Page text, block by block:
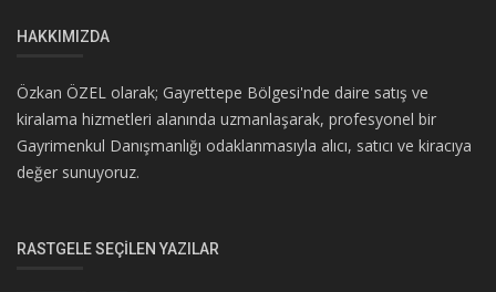
HAKKIMIZDA
Özkan ÖZEL olarak; Gayrettepe Bölgesi'nde daire satış ve
kiralama hizmetleri alanında uzmanlaşarak, profesyonel bir
Gayrimenkul Danışmanlığı odaklanmasıyla alıcı, satıcı ve kiracıya
değer sunuyoruz.
RASTGELE SEÇILEN YAZILAR